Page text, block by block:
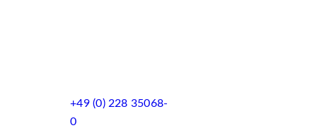
+49 (0) 228 35068-
0